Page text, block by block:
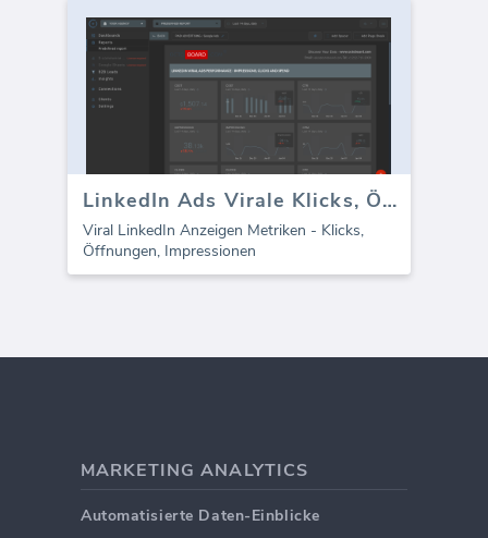
LinkedIn Ads Virale Klicks, Öffnungen, Impressionen
Viral LinkedIn Anzeigen Metriken - Klicks,
Öffnungen, Impressionen
MARKETING ANALYTICS
Automatisierte Daten-Einblicke